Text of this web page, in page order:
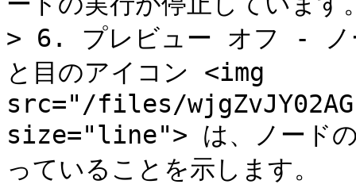
> 6. プレビュー オフ - ノ
と目のアイコン <img
src="/files/
size="line"> は、ノードの
っていることを示します。